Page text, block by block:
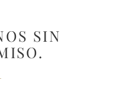
SIN